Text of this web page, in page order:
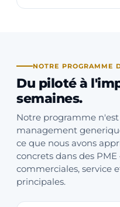
NOTRE PROGRAMME
Du piloté à
semaines.
Notre programme
management
ce que nous avons
concrets dans des
commerciales, service
principales.